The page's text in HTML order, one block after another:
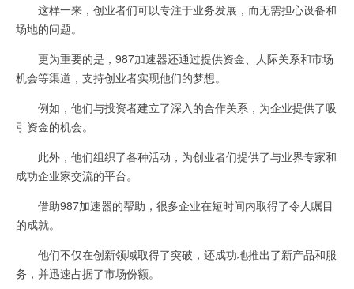
这样一来，创业者们可以专注于业务发展，而无需担心设备和
场地的问题。
更为重要的是，987加速器还通过提供资金、人际关系和市场
机会等渠道，支持创业者实现他们的梦想。
例如，他们与投资者建立了深入的合作关系，为企业提供了吸
引资金的机会。
此外，他们组织了各种活动，为创业者们提供了与业界专家和
成功企业家交流的平台。
借助987加速器的帮助，很多企业在短时间内取得了令人瞩目
的成就。
他们不仅在创新领域取得了突破，还成功地推出了新产品和服
务，并迅速占据了市场份额。